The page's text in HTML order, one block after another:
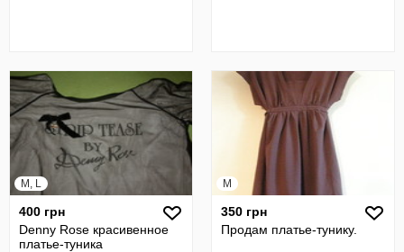
M, L
400 грн
Denny Rose красивенное
платье-туника
M
350 грн
Продам платье-тунику.